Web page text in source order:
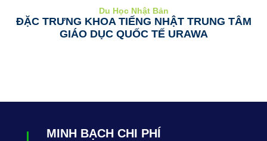
Du Học Nhật Bản
ĐẶC TRƯNG KHOA TIẾNG NHẬT TRUNG TÂM
GIÁO DỤC QUỐC TẾ URAWA
MINH BẠCH CHI PHÍ